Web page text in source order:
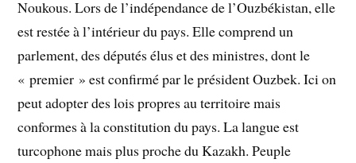
Noukous. Lors de l’indépendance de l’Ouzbékistan, elle
est restée à l’intérieur du pays. Elle comprend un
parlement, des députés élus et des ministres, dont le
« premier » est confirmé par le président Ouzbek. Ici on
peut adopter des lois propres au territoire mais
conformes à la constitution du pays. La langue est
turcophone mais plus proche du Kazakh. Peuple